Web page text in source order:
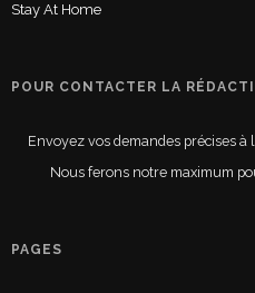
Stay At Home
POUR CONTACTER LA
Envoyez vos demandes précises
Nous ferons notre maximum
PAGES